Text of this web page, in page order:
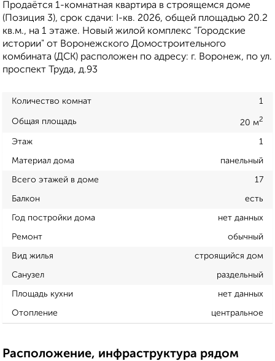
Продаётся 1-комнатная квартира в строящемся доме
(Позиция 3), срок сдачи: I-кв. 2026, общей площадью 20.2
кв.м., на 1 этаже. Новый жилой комплекс "Городские
истории" от Воронежского Домостроительного
комбината (ДСК) расположен по адресу: г. Воронеж, по ул.
проспект Труда, д.93
Количество комнат 1
Общая площадь 20 м2
Этаж 1
Материал дома панельный
Всего этажей в доме 17
Балкон есть
Год постройки дома нет данных
Ремонт обычный
Вид жилья строящийся дом
Санузел раздельный
Площадь кухни нет данных
Отопление центральное
Расположение, инфраструктура рядом